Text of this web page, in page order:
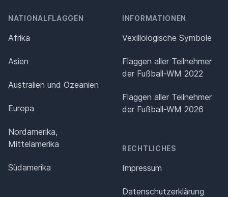
NATIONALFLAGGEN
Afrika
Asien
Australien und Ozeanien
Europa
Nordamerika,
Mittelamerika
Südamerika
INFORMATIONEN
Vexillologische Symbole
Flaggen aller Teilnehmer
der Fußball-WM 2022
Flaggen aller Teilnehmer
der Fußball-WM 2026
RECHTLICHES
Impressum
Datenschutz­erklärung